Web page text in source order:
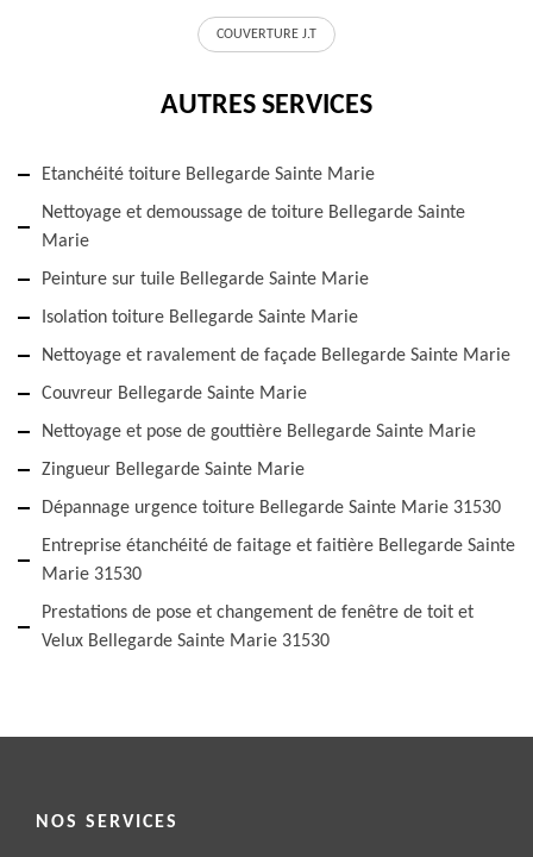
COUVERTURE J.T
AUTRES SERVICES
Etanchéité toiture Bellegarde Sainte Marie
Nettoyage et demoussage de toiture Bellegarde Sainte
Marie
Peinture sur tuile Bellegarde Sainte Marie
Isolation toiture Bellegarde Sainte Marie
Nettoyage et ravalement de façade Bellegarde Sainte Marie
Couvreur Bellegarde Sainte Marie
Nettoyage et pose de gouttière Bellegarde Sainte Marie
Zingueur Bellegarde Sainte Marie
Dépannage urgence toiture Bellegarde Sainte Marie 31530
Entreprise étanchéité de faitage et faitière Bellegarde Sainte
Marie 31530
Prestations de pose et changement de fenêtre de toit et
Velux Bellegarde Sainte Marie 31530
NOS SERVICES